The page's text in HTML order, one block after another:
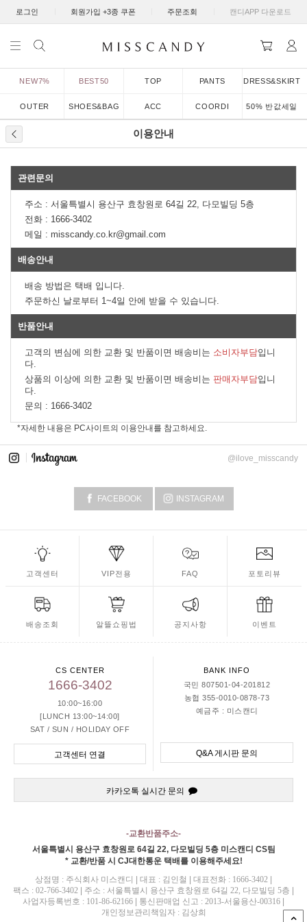
로그인 회원가입 +3종 쿠폰 주문조회 캔디APP 다운로드
NEW7% BEST50 TOP PANTS DRESS&SKIRT
OUTER SHOES&BAG ACC COORDI 50% 반값세일
이용안내
관련문의
주소 : 서울특별시 용산구 효창원로 64길 22, 다모빌딩 5층
전화 : 1666-3402
메일 : misscandy.co.kr@gmail.com
배송안내
배송 방법은 택배 입니다.
주문하신 날로부터 1~4일 안에 받을 수 있습니다.
반품안내
고객의 변심에 의한 교환 및 반품이면 배송비는 소비자부담입니
다.
상품의 이상에 의한 교환 및 반품이면 배송비는 판매자부담입니
다.
문의 : 1666-3402
*자세한 내용은 PC사이트의 이용안내를 참고하세요.
@ilove_misscandy
FACEBOOK INSTAGRAM
고객센터 VIP전용 FAQ 포토리뷰
배송조회 알뜰쇼핑법 공지사항 이벤트
CS CENTER
1666-3402
10:00~16:00
[LUNCH 13:00~14:00]
SAT / SUN / HOLIDAY OFF
고객센터 연결
BANK INFO
국민 807501-04-201812
농협 355-0010-0878-73
예금주 : 미스캔디
Q&A 게시판 문의
카카오톡 실시간 문의
-교환반품주소-
서울특별시 용산구 효창원로 64길 22, 다모빌딩 5층 미스캔디 CS팀
* 교환/반품 시 CJ대한통운 택배를 이용해주세요!
상점명 : 주식회사 미스캔디
대표 : 김인철 대표전화 : 1666-3402
팩스 : 02-766-3402
주소 : 서울특별시 용산구 효창원로 64길 22, 다모빌딩 5층
사업자등록번호 : 101-86-62166
통신판매업 신고 : 2013-서울용산-00316
개인정보관리책임자 : 김상희